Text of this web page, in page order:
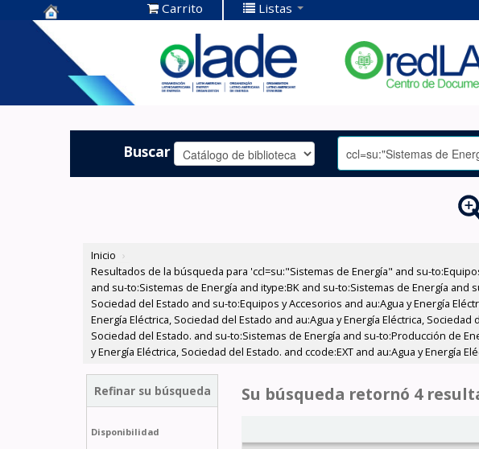
Centro de
Documentación
OLADE -
Carrito Listas
Buscar
Inicio ›
Resultados de la búsqueda para 'ccl=su:"Sistemas de Energía" and su-
and su-to:Sistemas de Energía and itype:BK and su-to:Sistemas de Energía and
Sociedad del Estado and su-to:Equipos y Accesorios and au:Agua y Energía
Energía Eléctrica, Sociedad del Estado and au:Agua y Energía Eléctrica,
Sociedad del Estado. and su-to:Sistemas de Energía and su-to:Producción de
y Energía Eléctrica, Sociedad del Estado. and ccode:EXT and au:Agua y Energía
Refinar su búsqueda
Disponibilidad
Su búsqueda retornó 4